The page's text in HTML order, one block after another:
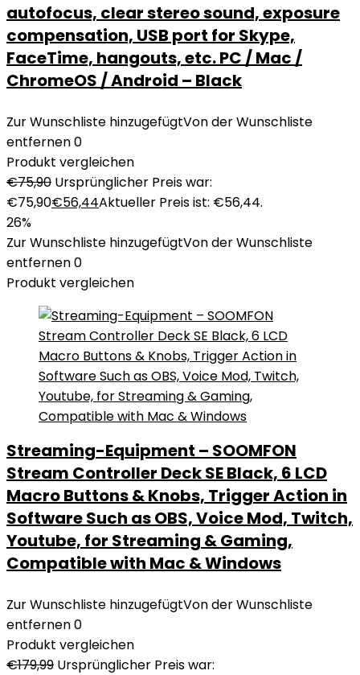
autofocus, clear stereo sound, exposure
compensation, USB port for Skype,
FaceTime, hangouts, etc. PC / Mac /
ChromeOS / Android – Black
Zur Wunschliste hinzugefügtVon der Wunschliste
entfernen0
Produkt vergleichen
€75,90 Ursprünglicher Preis war:
€75,90€56,44Aktueller Preis ist: €56,44.
26%
Zur Wunschliste hinzugefügtVon der Wunschliste
entfernen0
Produkt vergleichen
Streaming-Equipment – SOOMFON
Stream Controller Deck SE Black, 6 LCD
Macro Buttons & Knobs, Trigger Action in
Software Such as OBS, Voice Mod, Twitch,
Youtube, for Streaming & Gaming,
Compatible with Mac & Windows
Zur Wunschliste hinzugefügtVon der Wunschliste
entfernen0
Produkt vergleichen
€179,99 Ursprünglicher Preis war: